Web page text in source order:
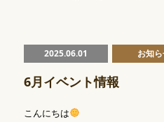
2025.06.01 お知
6月イベント情報
こんにちは